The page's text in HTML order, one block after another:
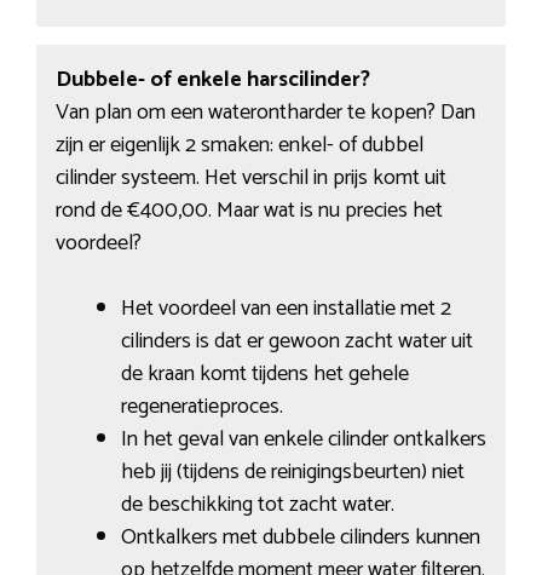
Dubbele- of enkele harscilinder?
Van plan om een waterontharder te kopen? Dan
zijn er eigenlijk 2 smaken: enkel- of dubbel
cilinder systeem. Het verschil in prijs komt uit
rond de €400,00. Maar wat is nu precies het
voordeel?
Het voordeel van een installatie met 2
cilinders is dat er gewoon zacht water uit
de kraan komt tijdens het gehele
regeneratieproces.
In het geval van enkele cilinder ontkalkers
heb jij (tijdens de reinigingsbeurten) niet
de beschikking tot zacht water.
Ontkalkers met dubbele cilinders kunnen